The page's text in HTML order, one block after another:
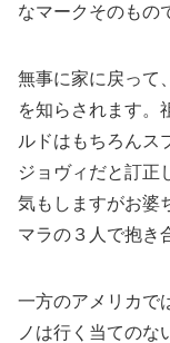
なマークそのもの
無事に家に戻って
を知らされます。
ルドはもちろんス
ジョヴィだと訂正
気もしますがお婆
マラの３人で抱き
一方のアメリカで
ノは行く当てのな